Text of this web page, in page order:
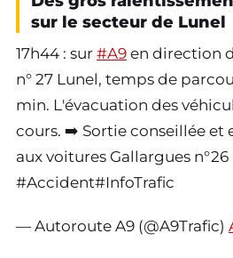
sur le secteur de Lunel
17h44 : sur #A9 en direction
n° 27 Lunel, temps de
min. L'évacuation des
cours. ➡️ Sortie conseillée et
aux voitures Gallargues n°26
#Accident#InfoTrafic
— Autoroute A9 (@A9Trafic)